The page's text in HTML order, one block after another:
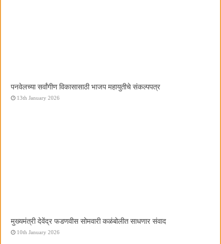
पनवेलच्या सर्वांगीण विकासासाठी भाजप महायुतीचे संकल्पपत्र
13th January 2026
मुख्यमंत्री देवेंद्र फडणवीस सोमवारी कळंबोलीत साधणार संवाद
10th January 2026